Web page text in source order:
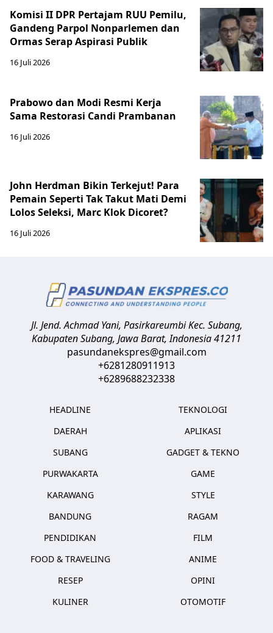
Komisi II DPR Pertajam RUU Pemilu,
Gandeng Parpol Nonparlemen dan
Ormas Serap Aspirasi Publik
16 Juli 2026
Prabowo dan Modi Resmi Kerja
Sama Restorasi Candi Prambanan
16 Juli 2026
John Herdman Bikin Terkejut! Para
Pemain Seperti Tak Takut Mati Demi
Lolos Seleksi, Marc Klok Dicoret?
16 Juli 2026
Jl. Jend. Achmad Yani, Pasirkareumbi Kec. Subang,
Kabupaten Subang, Jawa Barat,Indonesia41211
pasundanekspres@gmail.com
+6281280911913
+6289688232338
HEADLINE
DAERAH
SUBANG
PURWAKARTA
KARAWANG
BANDUNG
PENDIDIKAN
FOOD & TRAVELING
RESEP
KULINER
TEKNOLOGI
APLIKASI
GADGET & TEKNO
GAME
STYLE
RAGAM
FILM
ANIME
OPINI
OTOMOTIF